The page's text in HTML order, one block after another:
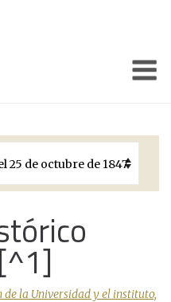
la Universidad y el instituto,